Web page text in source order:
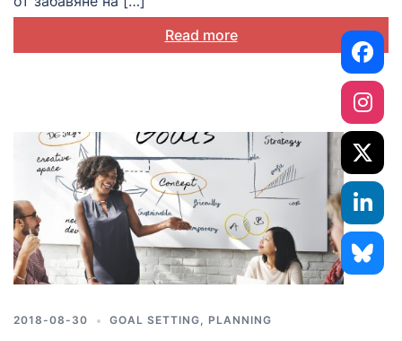
Read more
2018-08-30 GOAL SETTING, PLANNING